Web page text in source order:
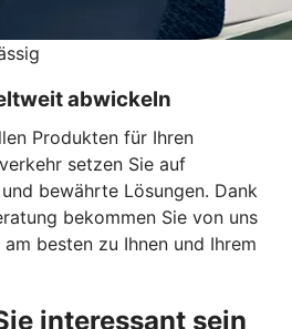
abwickeln
Produkten für Ihren
setzen Sie auf
bewährte Lösungen. Dank
bekommen Sie von uns
besten zu Ihnen und Ihrem
interessant sein